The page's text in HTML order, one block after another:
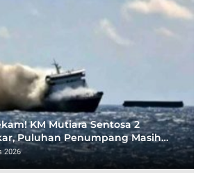
KM Mutiara Sentosa 2
Puluhan Penumpang Masih
Menunggu Evakuasi
2026